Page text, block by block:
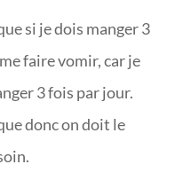
si je dois manger 3
faire vomir, car je
3 fois par jour.
donc on doit le